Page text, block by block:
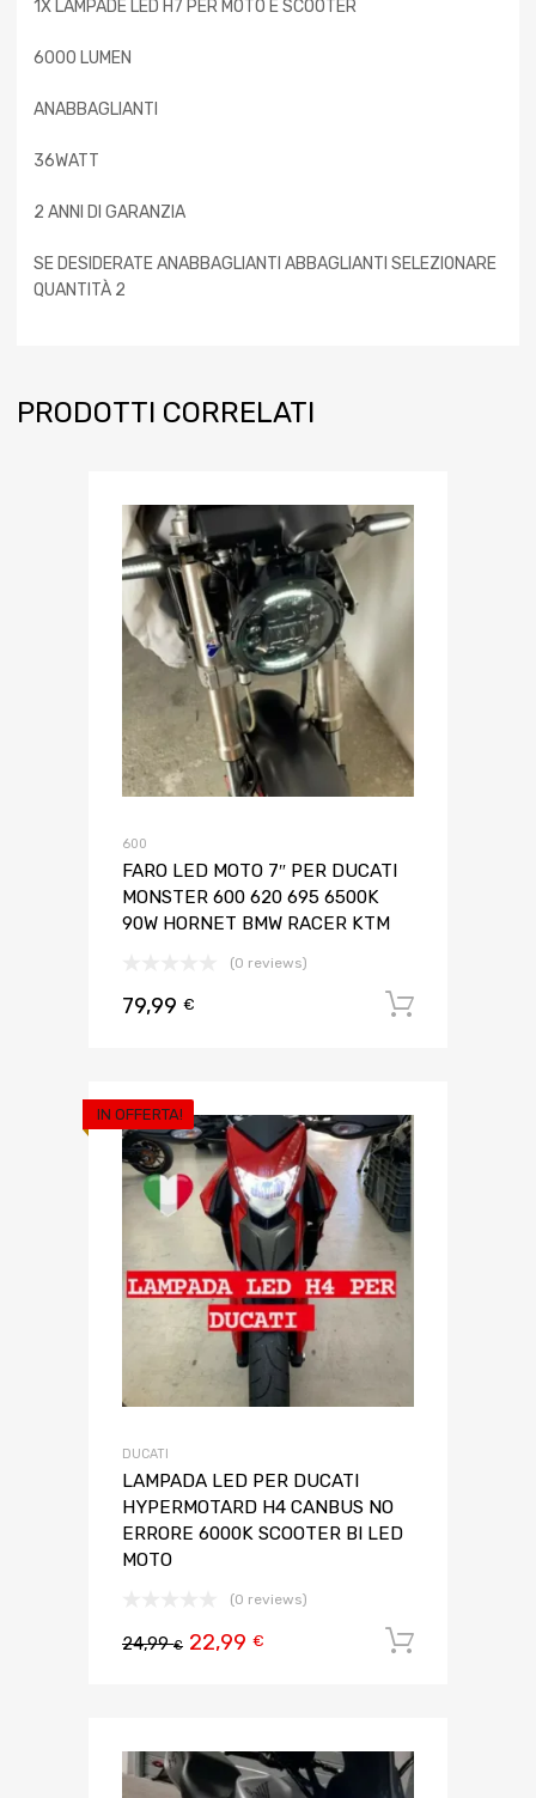
1X LAMPADE LED H7 PER MOTO E SCOOTER
6000 LUMEN
ANABBAGLIANTI
36WATT
2 ANNI DI GARANZIA
SE DESIDERATE ANABBAGLIANTI ABBAGLIANTI SELEZIONARE
QUANTITÀ 2
PRODOTTI CORRELATI
600
FARO LED MOTO 7″ PER DUCATI
MONSTER 600 620 695 6500K
90W HORNET BMW RACER KTM
(0 reviews)
79,99 €
IN OFFERTA!
DUCATI
LAMPADA LED PER DUCATI
HYPERMOTARD H4 CANBUS NO
ERRORE 6000K SCOOTER BI LED
MOTO
(0 reviews)
24,99€ 22,99 €